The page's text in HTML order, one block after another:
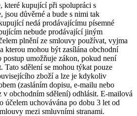
které kupující při spolupráci s
jsou důvěrné a bude s nimi tak
nedá prodávajícímu písemné
nebude prodávající jiným
plnění ze smlouvy používat, vyjma
kterou mohou být zasílána obchodní
postup umožňuje zákon, pokud není
Tato sdělení se mohou týkat pouze
zboží a lze je kdykoliv
(zasláním dopisu, e-mailu nebo
v obchodním sdělení) odhlásit. E-mailová
účelem uchovávána po dobu 3 let od
mezi smluvními stranami.